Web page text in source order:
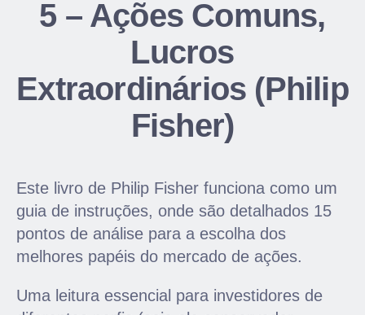
5 – Ações Comuns,
Lucros
Extraordinários (Philip
Fisher)
Este livro de Philip Fisher funciona como um
guia de instruções, onde são detalhados 15
pontos de análise para a escolha dos
melhores papéis do mercado de ações.
Uma leitura essencial para investidores de